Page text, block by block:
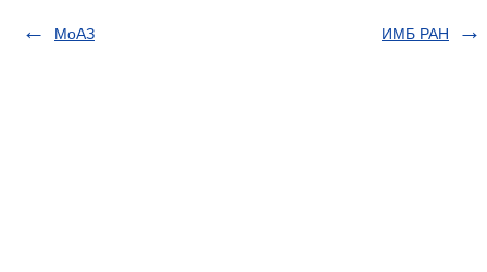
МоАЗ ИМБ РАН